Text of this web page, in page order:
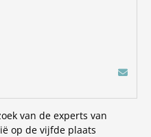
E-mail
van de experts van
op de vijfde plaats